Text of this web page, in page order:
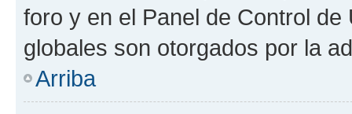
foro y en el Panel de Control
globales son otorgados por la
Arriba